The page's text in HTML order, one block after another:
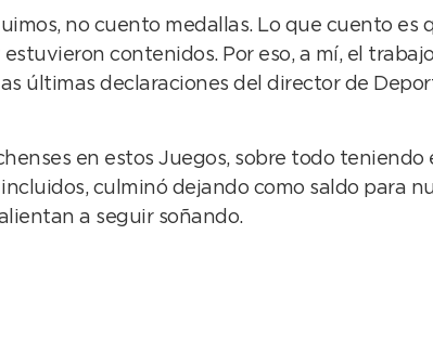
no cuento medallas. Lo que cuento es
contenidos. Por eso, a mí, el
últimas declaraciones del director de
en estos Juegos, sobre todo
culminó dejando como saldo para
a seguir soñando.